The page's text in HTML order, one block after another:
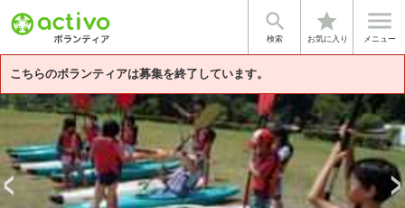

検索
star
お気に入り

メニュー
こちらのボランティアは募集を終了しています。
基本情報 団体情報